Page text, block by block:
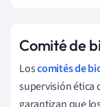
Comité de
Loscomités de
supervisión ética
garantizan que